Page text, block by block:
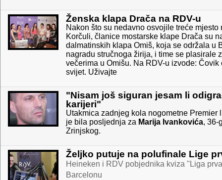
Ženska klapa Drača na RDV-u
Nakon što su nedavno osvojile treće
Korčuli, članice mostarske klape Drača su
dalmatinskih klapa Omiš, koja se održala u
nagradu stručnoga žirija, i time se plasirale
večerima u Omišu. Na RDV-u izvode:
svijet. Uživajte
"Nisam još siguran jesam li
karijeri"
Utakmica zadnjeg kola nogometne
je bila posljednja za Marija Ivankovića, 36-
Zrinjskog.
Željko putuje na polufinale Lige
Heineken i RDV pobjednika kviza ''Liga
Barcelonu